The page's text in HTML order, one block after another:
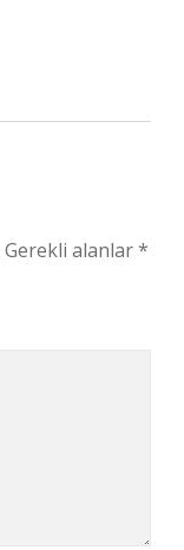
Gerekli alanlar*